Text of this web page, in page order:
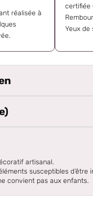
réalisée à
certifiée
Yeux de
artisanal.
susceptibles
convient pas aux enfants.